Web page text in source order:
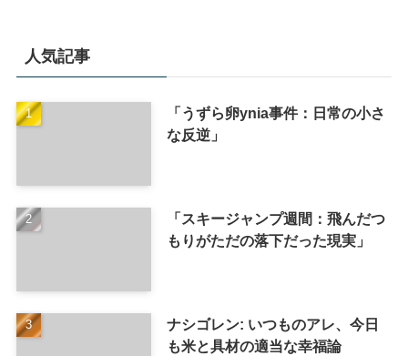
人気記事
「うずら卵ynia事件：日常の小さ
な反逆」
「スキージャンプ週間：飛んだつ
もりがただの落下だった現実」
ナシゴレン: いつものアレ、今日
も米と具材の適当な幸福論